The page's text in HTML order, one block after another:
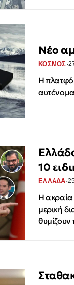
Νέο
ΚΟΣΜΟΣ·
H
10
ΕΛΛΑΔΑ·
Η ακραία
μερική